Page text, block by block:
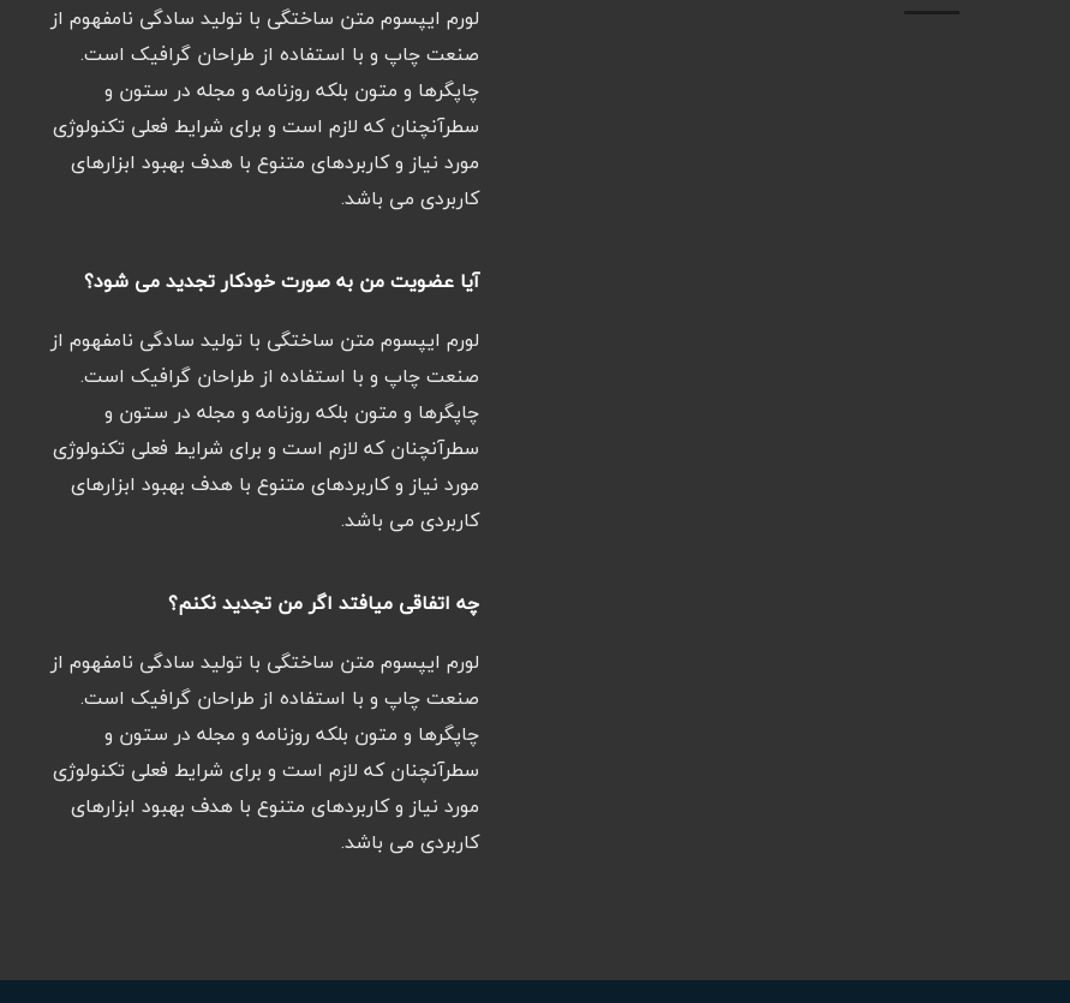
لورم ایپسوم متن ساختگی با تولید سادگی نامفهوم از
صنعت چاپ و با استفاده از طراحان گرافیک است.
چاپگرها و متون بلکه روزنامه و مجله در ستون و
سطرآنچنان که لازم است و برای شرایط فعلی تکنولوژی
مورد نیاز و کاربردهای متنوع با هدف بهبود ابزارهای
کاربردی می باشد.
آیا عضویت من به صورت خودکار تجدید می شود؟
لورم ایپسوم متن ساختگی با تولید سادگی نامفهوم از
صنعت چاپ و با استفاده از طراحان گرافیک است.
چاپگرها و متون بلکه روزنامه و مجله در ستون و
سطرآنچنان که لازم است و برای شرایط فعلی تکنولوژی
مورد نیاز و کاربردهای متنوع با هدف بهبود ابزارهای
کاربردی می باشد.
چه اتفاقی میافتد اگر من تجدید نکنم؟
لورم ایپسوم متن ساختگی با تولید سادگی نامفهوم از
صنعت چاپ و با استفاده از طراحان گرافیک است.
چاپگرها و متون بلکه روزنامه و مجله در ستون و
سطرآنچنان که لازم است و برای شرایط فعلی تکنولوژی
مورد نیاز و کاربردهای متنوع با هدف بهبود ابزارهای
کاربردی می باشد.